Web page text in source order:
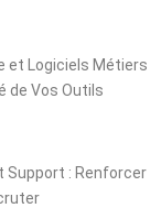
et Logiciels Métiers
de Vos Outils
Support : Renforcer